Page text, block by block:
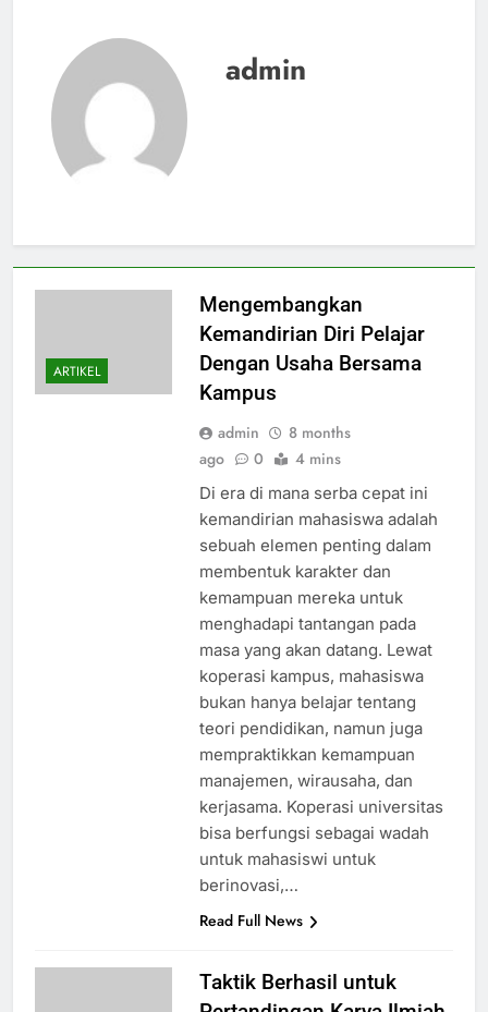
admin
ARTIKEL
Mengembangkan
Kemandirian Diri Pelajar
Dengan Usaha Bersama
Kampus
admin
8 months
ago
0 4 mins
Di era di mana serba cepat ini
kemandirian mahasiswa adalah
sebuah elemen penting dalam
membentuk karakter dan
kemampuan mereka untuk
menghadapi tantangan pada
masa yang akan datang. Lewat
koperasi kampus, mahasiswa
bukan hanya belajar tentang
teori pendidikan, namun juga
mempraktikkan kemampuan
manajemen, wirausaha, dan
kerjasama. Koperasi universitas
bisa berfungsi sebagai wadah
untuk mahasiswi untuk
berinovasi,…
Read Full News
Taktik Berhasil untuk